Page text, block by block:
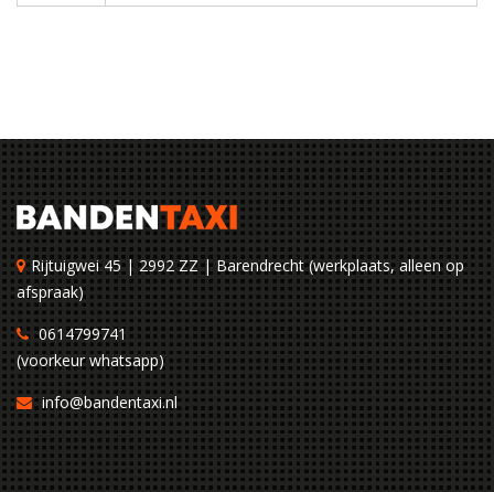
Rijtuigwei 45 | 2992 ZZ | Barendrecht (werkplaats, alleen op
afspraak)
0614799741
(voorkeur whatsapp)
info@bandentaxi.nl